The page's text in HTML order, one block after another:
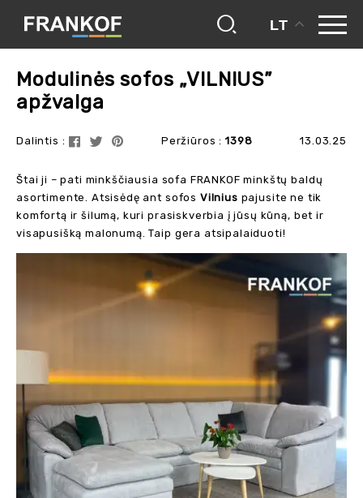
LT
blogas
Modulinės sofos „VILNIUS”
apžvalga
Dalintis : Peržiūros :1398 13.03.25
Štai ji – pati minkščiausia sofa FRANKOF minkštų baldų
asortimente. Atsisėdę ant sofos Vilnius pajusite ne tik
komfortą ir šilumą, kuri prasiskverbia į jūsų kūną, bet ir
visapusišką malonumą. Taip gera atsipalaiduoti!